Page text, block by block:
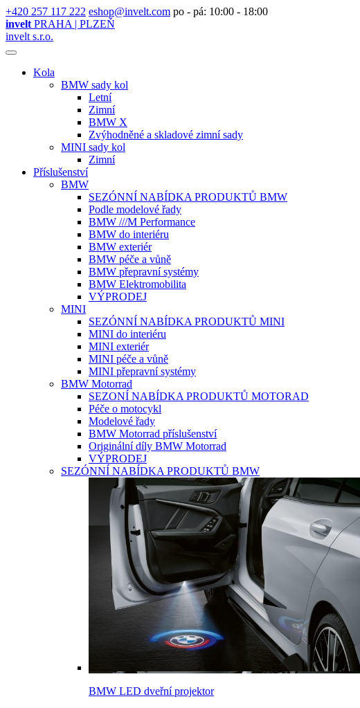
+420 257 117 222 eshop@invelt.com po - pá: 10:00 - 18:00
invelt PRAHA | PLZEŇ
invelt s.r.o.
Kola
BMW sady kol
Letní
Zimní
BMW X
Zvýhodněné a skladové zimní sady
MINI sady kol
Zimní
Příslušenství
BMW
SEZÓNNÍ NABÍDKA PRODUKTŮ BMW
Podle modelové řady
BMW ///M Performance
BMW do interiéru
BMW exteriér
BMW péče a vůně
BMW přepravní systémy
BMW Elektromobilita
VÝPRODEJ
MINI
SEZÓNNÍ NABÍDKA PRODUKTŮ MINI
MINI do interiéru
MINI exteriér
MINI péče a vůně
MINI přepravní systémy
BMW Motorrad
SEZONÍ NABÍDKA PRODUKTŮ MOTORAD
Péče o motocykl
Modelové řady
BMW Motorrad příslušenství
Originální díly BMW Motorrad
VÝPRODEJ
SEZÓNNÍ NABÍDKA PRODUKTŮ BMW
BMW LED dveřní projektor